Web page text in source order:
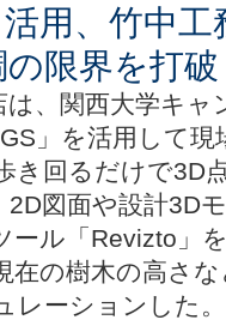
活用、竹中
限界を打破
は、関西大学キ
」を活用して
き回るだけで3D
図面や設計3D
ール「Revizto」
在の樹木の高さ
レーションした。